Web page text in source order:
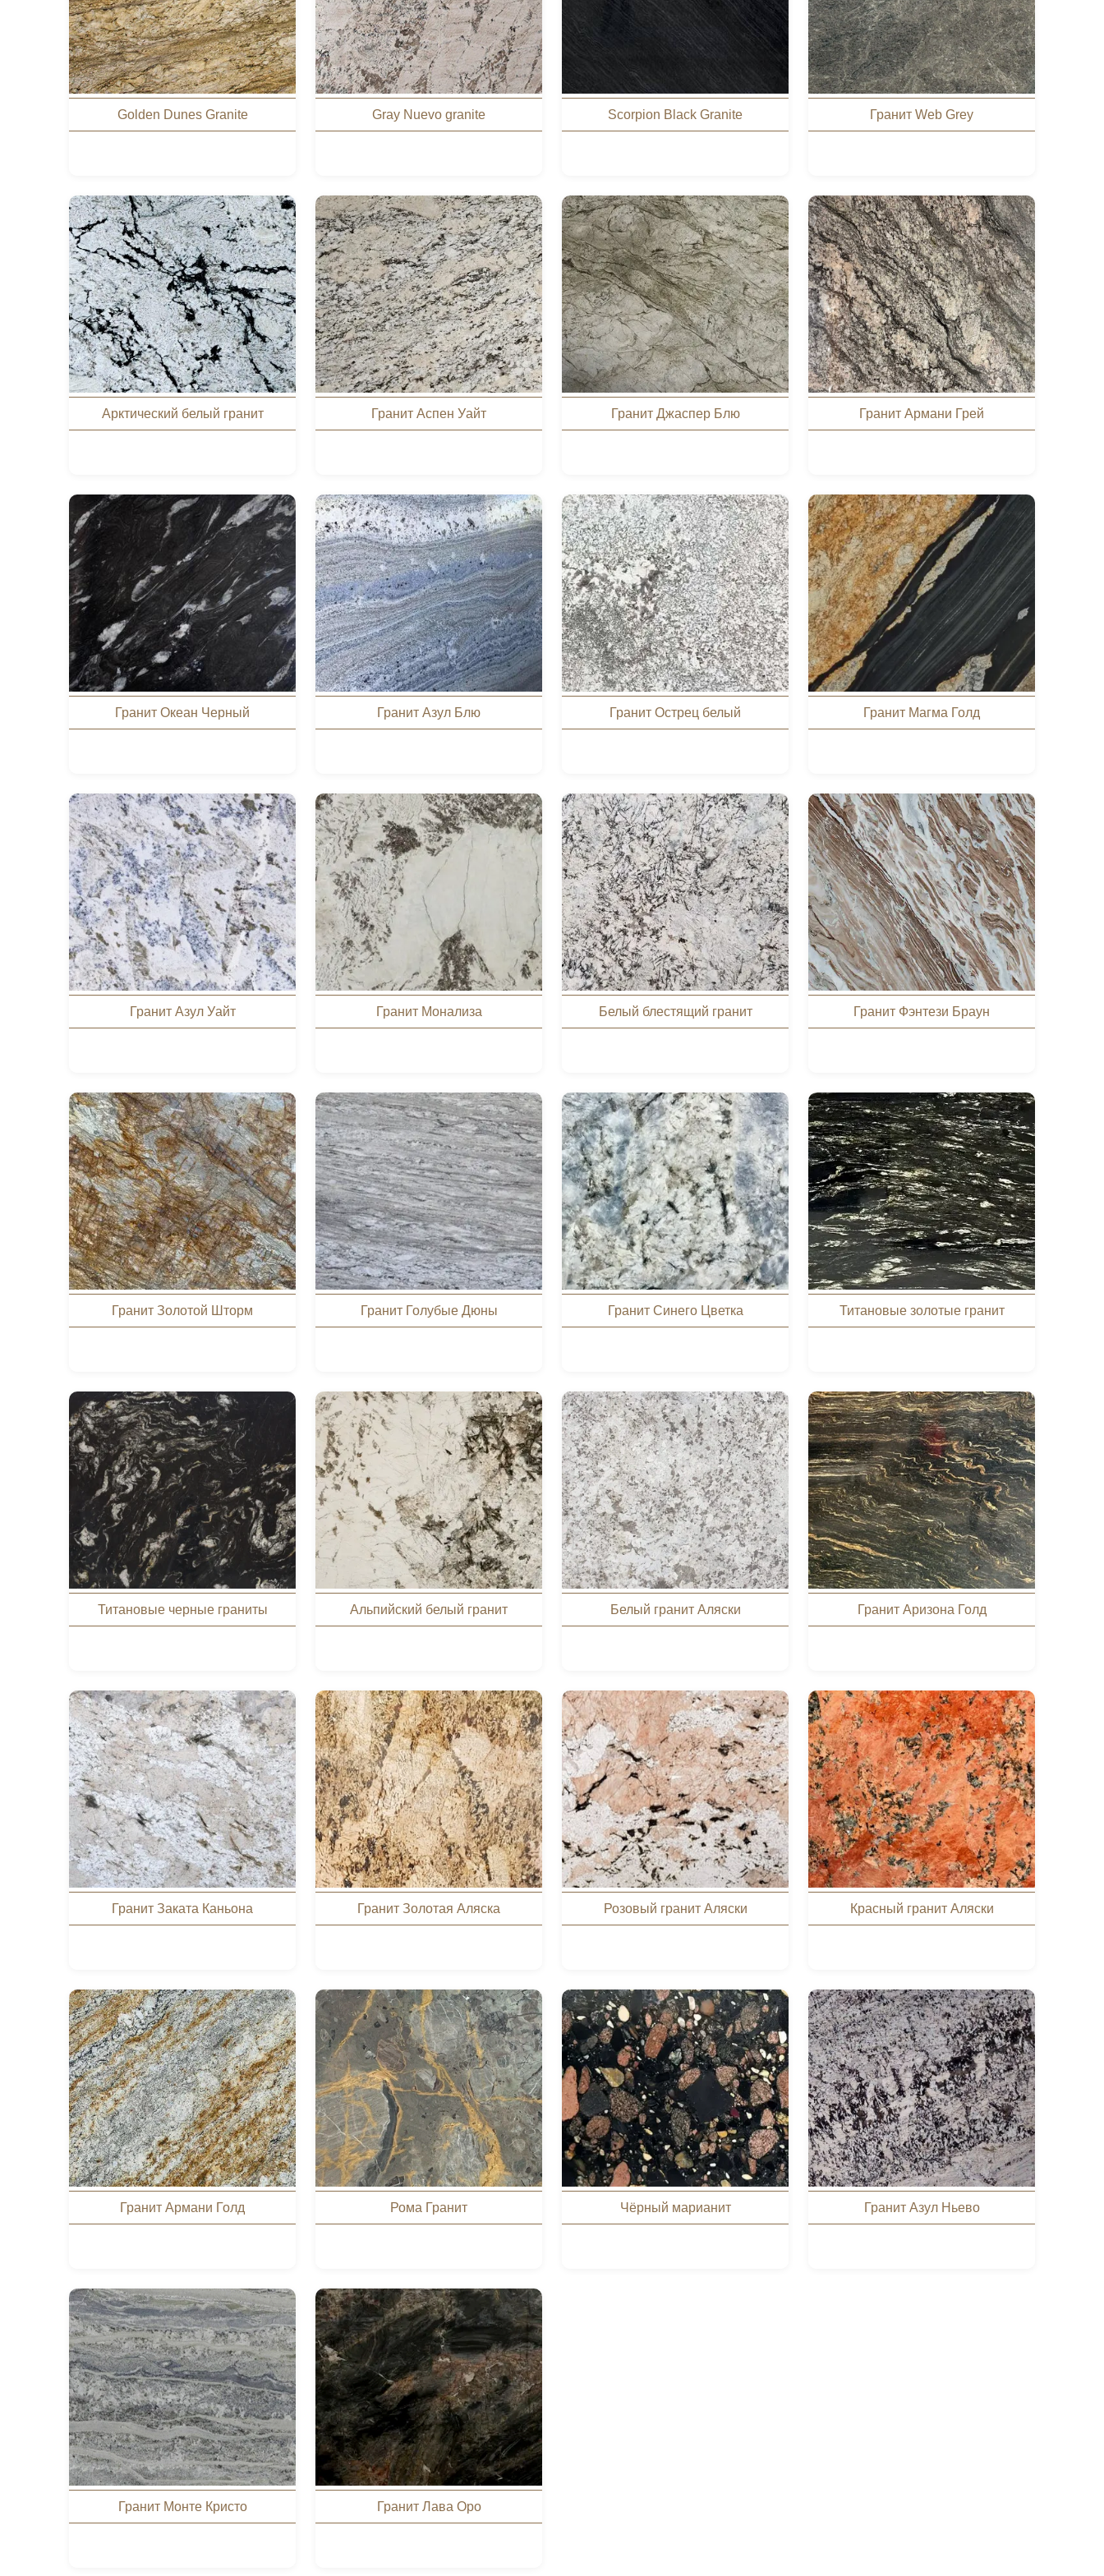
Golden Dunes Granite Gray Nuevo granite Scorpion Black Granite Гранит Web Grey
Арктический белый гранит Гранит Аспен Уайт Гранит Джаспер Блю Гранит Армани Грей
Гранит Океан Черный Гранит Азул Блю Гранит Острец белый Гранит Магма Голд
Гранит Азул Уайт Гранит Монализа Белый блестящий гранит Гранит Фэнтези Браун
Гранит Золотой Шторм Гранит Голубые Дюны Гранит Синего Цветка Титановые золотые гранит
Титановые черные граниты Альпийский белый гранит Белый гранит Аляски Гранит Аризона Голд
Гранит Заката Каньона Гранит Золотая Аляска Розовый гранит Аляски Красный гранит Аляски
Гранит Армани Голд Рома Гранит Чёрный марианит Гранит Азул Ньево
Гранит Монте Кристо Гранит Лава Оро